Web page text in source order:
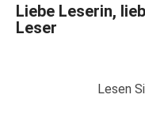
Liebe Leserin,
Leser
Lesen